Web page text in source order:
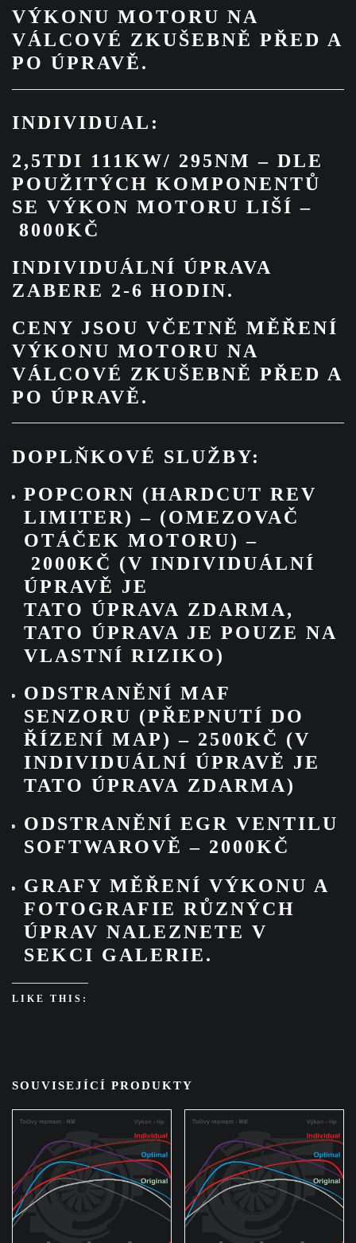
VÝKONU MOTORU NA
VÁLCOVÉ ZKUŠEBNĚ PŘED A
PO ÚPRAVĚ.
INDIVIDUAL:
2,5TDI 111KW/ 295NM– DLE
POUŽITÝCH KOMPONENTŮ
SE VÝKON MOTORU LIŠÍ –
8000KČ
INDIVIDUÁLNÍ ÚPRAVA
ZABERE 2-6 HODIN.
CENY JSOU VČETNĚ MĚŘENÍ
VÝKONU MOTORU NA
VÁLCOVÉ ZKUŠEBNĚ PŘED A
PO ÚPRAVĚ.
DOPLŇKOVÉ SLUŽBY:
POPCORN (HARDCUT REV
LIMITER) – (OMEZOVAČ
OTÁČEK MOTORU) –
2000KČ (V INDIVIDUÁLNÍ
ÚPRAVĚ JE
TATO ÚPRAVA ZDARMA,
TATO ÚPRAVA JE POUZE NA
VLASTNÍ RIZIKO)
ODSTRANĚNÍ MAF
SENZORU (PŘEPNUTÍ DO
ŘÍZENÍ MAP) – 2500KČ (V
INDIVIDUÁLNÍ ÚPRAVĚ JE
TATO ÚPRAVA ZDARMA)
ODSTRANĚNÍ EGR VENTILU
SOFTWAROVĚ – 2000KČ
GRAFY MĚŘENÍ VÝKONU A
FOTOGRAFIE RŮZNÝCH
ÚPRAV NALEZNETE V
SEKCI GALERIE.
LIKE THIS:
SOUVISEJÍCÍ PRODUKTY